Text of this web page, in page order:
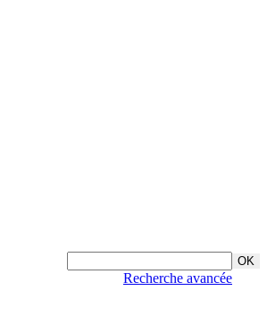
Recherche avancée